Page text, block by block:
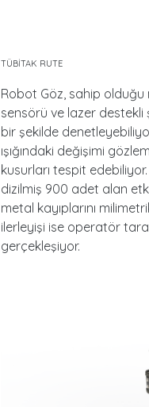
TÜBİTAK RUTE
Robot Göz, sahip olduğu
sensörü ve lazer destekli
bir şekilde
ışığındaki değişimi
kusurları tespit
dizilmiş 900 adet alan
metal kayıplarını
ilerleyişi ise operatör
gerçekleşiyor.